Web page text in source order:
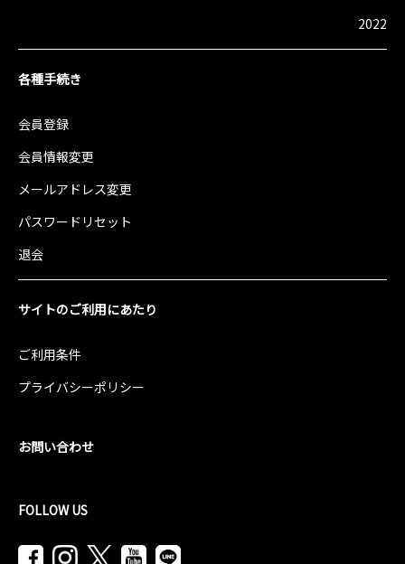
2022
各種手続き
会員登録
会員情報変更
メールアドレス変更
パスワードリセット
退会
サイトのご利用にあたり
ご利用条件
プライバシーポリシー
お問い合わせ
FOLLOW US